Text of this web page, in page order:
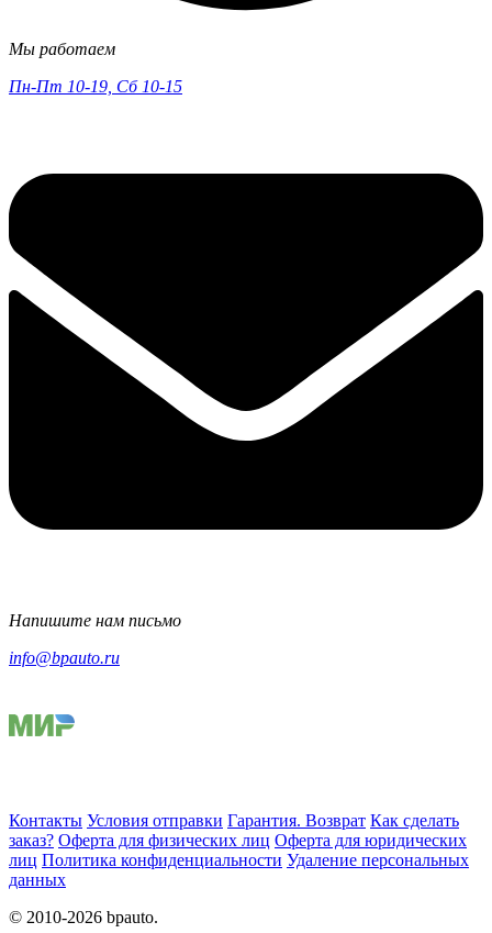
Мы работаем
Пн-Пт 10-19, Сб 10-15
Напишите нам письмо
info@bpauto.ru
Контакты Условия отправки Гарантия. Возврат Как сделать
заказ? Оферта для физических лиц Оферта для юридических
лиц Политика конфиденциальности Удаление персональных
данных
© 2010-2026 bpauto.